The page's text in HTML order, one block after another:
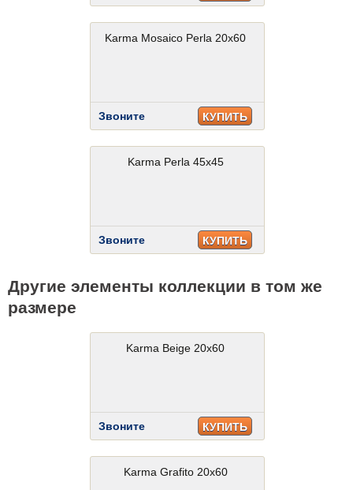
Karma Mosaico Perla 20x60
Звоните КУПИТЬ
Karma Perla 45x45
Звоните КУПИТЬ
Другие элементы коллекции в том же
размере
Karma Beige 20x60
Звоните КУПИТЬ
Karma Grafito 20x60